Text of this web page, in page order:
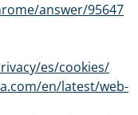
answer/95647
es/cookies/
en/latest/web-